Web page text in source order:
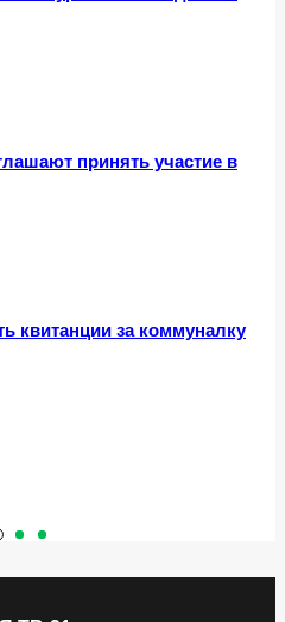
принять участие в
квитанции за коммуналку